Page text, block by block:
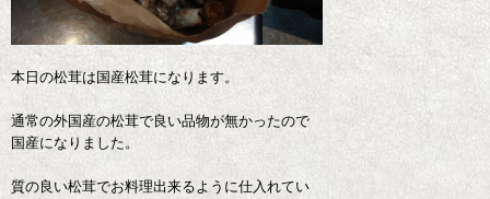
本日の松茸は国産松茸になります。
通常の外国産の松茸で良い品物が無かったので
国産になりました。
質の良い松茸でお料理出来るように仕入れてい